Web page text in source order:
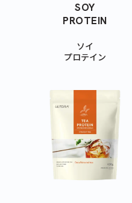
SOY
PROTEIN
ソイ
プロテイン